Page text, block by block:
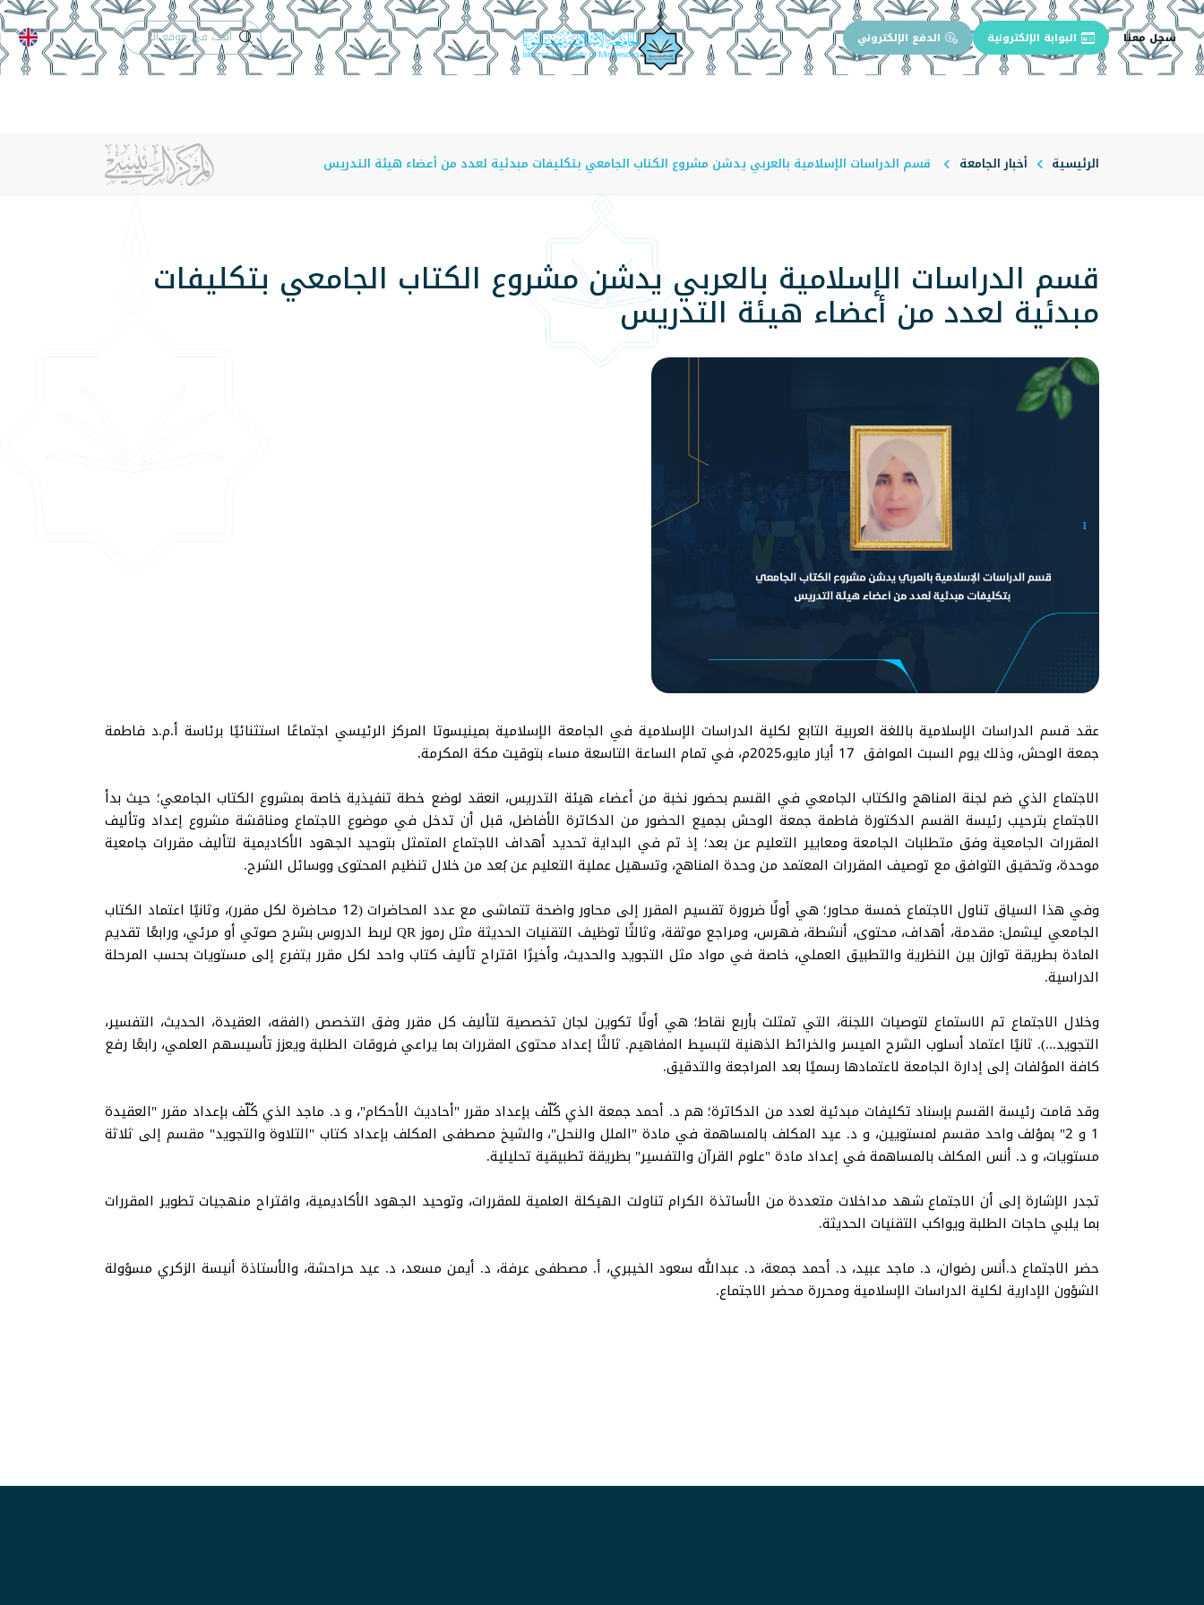
سجل معنا البوابة الإلكترونية الدفع الإلكتروني الدعم الفنيالتقويم الجامعي
الرئيسية أخبار الجامعة قسم الدراسات الإسلامية بالعربي يدشن مشروع الكتاب الجامعي بتكليفات مبدئية لعدد من أعضاء هيئة التدريس
قسم الدراسات الإسلامية بالعربي يدشن مشروع الكتاب الجامعي بتكليفات
مبدئية لعدد من أعضاء هيئة التدريس
عقد قسم الدراسات الإسلامية باللغة العربية التابع لكلية الدراسات الإسلامية في الجامعة الإسلامية بمينيسوتا المركز الرئيسي اجتماعًا استثنائيًا برئاسة أ.م.د فاطمة
جمعة الوحش، وذلك يوم السبت الموافق 17 أيار مايو،2025م، في تمام الساعة التاسعة مساء بتوقيت مكة المكرمة.
الاجتماع الذي ضم لجنة المناهج والكتاب الجامعي في القسم بحضور نخبة من أعضاء هيئة التدريس، انعقد لوضع خطة تنفيذية خاصة بمشروع الكتاب الجامعي؛ حيث بدأ
الاجتماع بترحيب رئيسة القسم الدكتورة فاطمة جمعة الوحش بجميع الحضور من الدكاترة الأفاضل، قبل أن تدخل في موضوع الاجتماع ومناقشة مشروع إعداد وتأليف
المقررات الجامعية وفق متطلبات الجامعة ومعايير التعليم عن بعد؛ إذ تم في البداية تحديد أهداف الاجتماع المتمثل بتوحيد الجهود الأكاديمية لتأليف مقررات جامعية
موحدة، وتحقيق التوافق مع توصيف المقررات المعتمد من وحدة المناهج، وتسهيل عملية التعليم عن بُعد من خلال تنظيم المحتوى ووسائل الشرح.
وفي هذا السياق تناول الاجتماع خمسة محاور؛ هي أولًا ضرورة تقسيم المقرر إلى محاور واضحة تتماشى مع عدد المحاضرات (12 محاضرة لكل مقرر)، وثانيًا اعتماد الكتاب
الجامعي ليشمل: مقدمة، أهداف، محتوى، أنشطة، فهرس، ومراجع موثقة، وثالثًا توظيف التقنيات الحديثة مثل رموز QR لربط الدروس بشرح صوتي أو مرئي، ورابعًا تقديم
المادة بطريقة توازن بين النظرية والتطبيق العملي، خاصة في مواد مثل التجويد والحديث، وأخيرًا اقتراح تأليف كتاب واحد لكل مقرر يتفرع إلى مستويات بحسب المرحلة
الدراسية.
وخلال الاجتماع تم الاستماع لتوصيات اللجنة، التي تمثلت بأربع نقاط؛ هي أولًا تكوين لجان تخصصية لتأليف كل مقرر وفق التخصص (الفقه، العقيدة، الحديث، التفسير،
التجويد...). ثانيًا اعتماد أسلوب الشرح الميسر والخرائط الذهنية لتبسيط المفاهيم. ثالثًا إعداد محتوى المقررات بما يراعي فروقات الطلبة ويعزز تأسيسهم العلمي، رابعًا رفع
كافة المؤلفات إلى إدارة الجامعة لاعتمادها رسميًا بعد المراجعة والتدقيق.
وقد قامت رئيسة القسم بإسناد تكليفات مبدئية لعدد من الدكاترة؛ هم د. أحمد جمعة الذي كُلّف بإعداد مقرر "أحاديث الأحكام"، و د. ماجد الذي كُلّف بإعداد مقرر "العقيدة
1 و 2" بمؤلف واحد مقسم لمستويين، و د. عيد المكلف بالمساهمة في مادة "الملل والنحل"، والشيخ مصطفى المكلف بإعداد كتاب "التلاوة والتجويد" مقسم إلى ثلاثة
مستويات، و د. أنس المكلف بالمساهمة في إعداد مادة "علوم القرآن والتفسير" بطريقة تطبيقية تحليلية.
تجدر الإشارة إلى أن الاجتماع شهد مداخلات متعددة من الأساتذة الكرام تناولت الهيكلة العلمية للمقررات، وتوحيد الجهود الأكاديمية، واقتراح منهجيات تطوير المقررات
بما يلبي حاجات الطلبة ويواكب التقنيات الحديثة.
حضر الاجتماع د.أنس رضوان، د. ماجد عبيد، د. أحمد جمعة، د. عبدالله سعود الخيبري، أ. مصطفى عرفة، د. أيمن مسعد، د. عيد حراحشة، والأستاذة أنيسة الزكري مسؤولة
الشؤون الإدارية لكلية الدراسات الإسلامية ومحررة محضر الاجتماع.